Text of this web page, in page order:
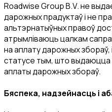
Roadwise Group B.V. не
дарожных прадуктаў і не
альтэрнатыўных правоў
атрымліваюць цалкам
на аплату дарожных
статусе тым, што выдаюцца
аплаты дарожных збораў.
Бяспека, надзейнасць і